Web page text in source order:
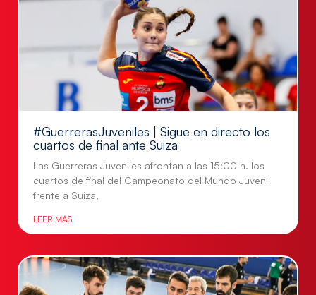
Denegar
Ver preferencias
Política de CookiesPolítica de PrivacidadAviso Legal
#GuerrerasJuveniles | Sigue en directo los
cuartos de final ante Suiza
Las Guerreras Juveniles afrontan a las 15:00 h. los
cuartos de final del Campeonato del Mundo Juvenil
frente a Suiza,
LEER MÁS